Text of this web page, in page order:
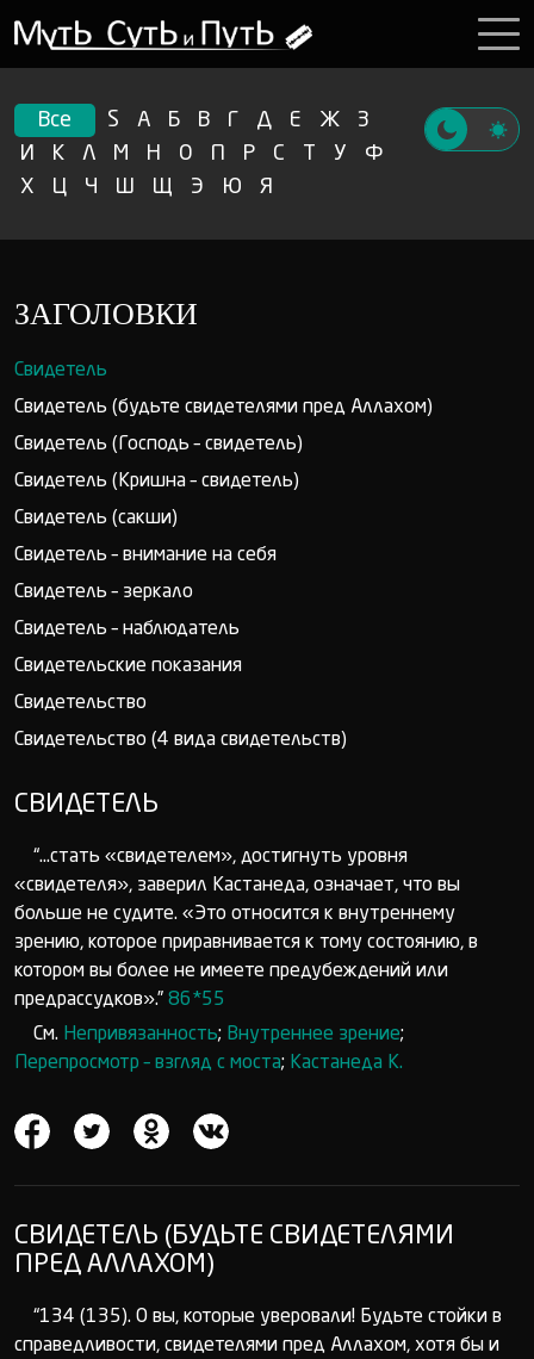
Все S А Б В Г Д Е Ж
З
И
К Л М Н О П Р С Т У
Ф
Х
Ц Ч Ш Щ Э Ю Я
ЗАГОЛОВКИ
Свидетель
Свидетель (будьте свидетелями пред Аллахом)
Свидетель (Господь – свидетель)
Свидетель (Кришна – свидетель)
Свидетель (сакши)
Свидетель – внимание на себя
Свидетель – зеркало
Свидетель – наблюдатель
Свидетельские показания
Свидетельство
Свидетельство (4 вида свидетельств)
СВИДЕТЕЛЬ
“...стать «свидетелем», достигнуть уровня
«свидетеля», заверил Кастанеда, означает, что вы
больше не судите. «Это относится к внутреннему
зрению, которое приравнивается к тому состоянию, в
котором вы более не имеете предубеждений или
предрассудков».” 86*55
См. Непривязанность; Внутреннее зрение;
Перепросмотр – взгляд с моста; Кастанеда К.
СВИДЕТЕЛЬ (БУДЬТЕ СВИДЕТЕЛЯМИ
ПРЕД АЛЛАХОМ)
“134 (135). О вы, которые уверовали! Будьте стойки в
справедливости, свидетелями пред Аллахом, хотя бы и